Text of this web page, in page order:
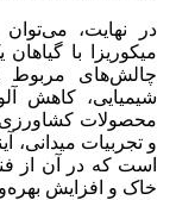
در نهایت،
میکوریزا با گیاهان
چالش‌های مربوط
شیمیایی، کاهش
محصولات کشاورزی
و تجربیات میدانی،
است که در آن از
خاک و افزایش